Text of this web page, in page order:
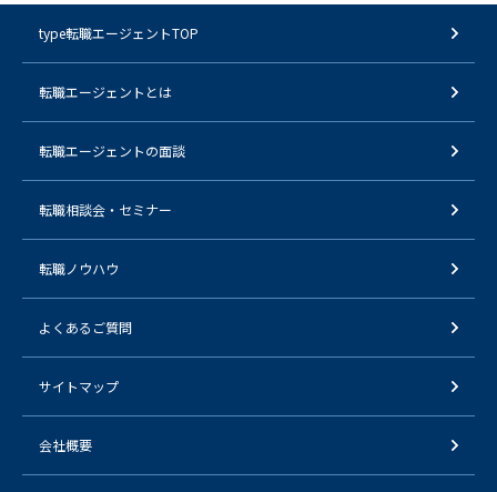
type転職エージェントTOP
転職エージェントとは
転職エージェントの面談
転職相談会・セミナー
転職ノウハウ
よくあるご質問
サイトマップ
会社概要